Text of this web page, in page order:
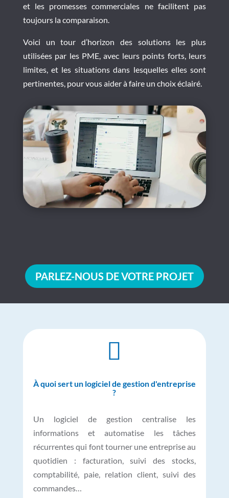
et les promesses commerciales ne facilitent pas
toujours la comparaison.
Voici un tour d’horizon des solutions les plus
utilisées par les PME, avec leurs points forts, leurs
limites, et les situations dans lesquelles elles sont
pertinentes, pour vous aider à faire un choix éclairé.
PARLEZ-NOUS DE VOTRE PROJET

À quoi sert un logiciel de gestion d'entreprise
?
Un logiciel de gestion centralise les
informations et automatise les tâches
récurrentes qui font tourner une entreprise au
quotidien : facturation, suivi des stocks,
comptabilité, paie, relation client, suivi des
commandes…